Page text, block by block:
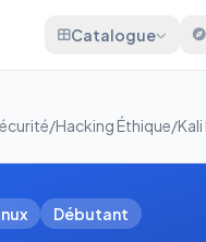
Catalogue
/Hacking Éthique/
Débutant